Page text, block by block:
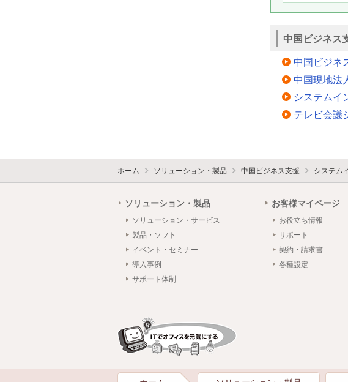
中国ビジネス
中国ビジネ
中国現地法
システムイ
テレビ会議
ホーム ソリューション・製品 中国ビジネス支援 システム
ソリューション・製品
ソリューション・サービス
製品・ソフト
イベント・セミナー
導入事例
サポート体制
お客様マイページ
お役立ち情報
サポート
契約・請求書
各種設定